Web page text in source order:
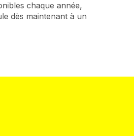
chaque année,
dès maintenant à un